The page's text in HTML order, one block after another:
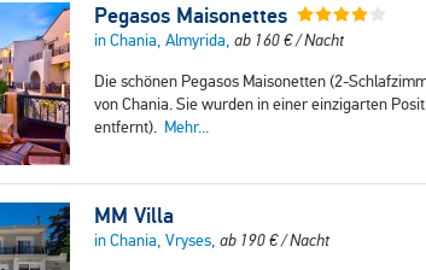
Pegasos Maisonettes
in Chania, Almyrida, ab 160€/ Nacht
Die schönen Pegasos Maisonetten (2-
von Chania. Sie wurden in einer einzigarten
entfernt). Mehr...
MM Villa
in Chania, Vryses, ab 190€/ Nacht